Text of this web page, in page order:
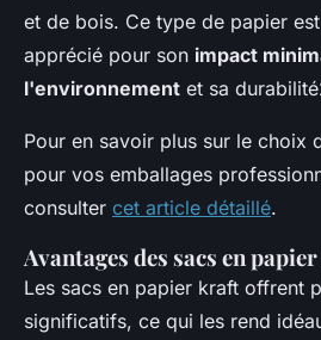
et de bois. Ce type de papier
apprécié pour son impact
l'environnement et sa
Pour en savoir plus sur le choix
pour vos emballages
consulter cet article détaillé.
Avantages des sacs en
Les sacs en papier kraft offrent
significatifs, ce qui les rend